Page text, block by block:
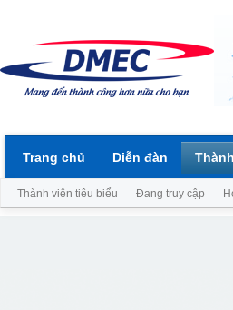
Trang chủ Diễn đàn
Thành viên tiêu biểu Đang truy cập